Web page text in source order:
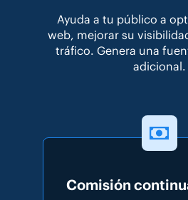
Ayuda a tu público a
web, mejorar su
tráfico. Genera una
adicional.
Comisión